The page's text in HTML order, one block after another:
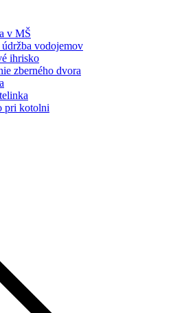
v MŠ
vodojemov
ihrisko
zberného dvora
pri kotolni